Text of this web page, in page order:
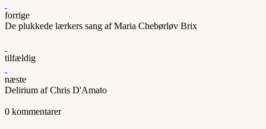
forrige
De plukkede lærkers sang af Maria Chebørløv Brix
tilfældig
næste
Delirium af Chris D'Amato
0 kommentarer